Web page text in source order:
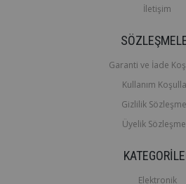
İletişim
Garanti ve İade
Kullanım
Gizlilik
Üyelik
Elektronik